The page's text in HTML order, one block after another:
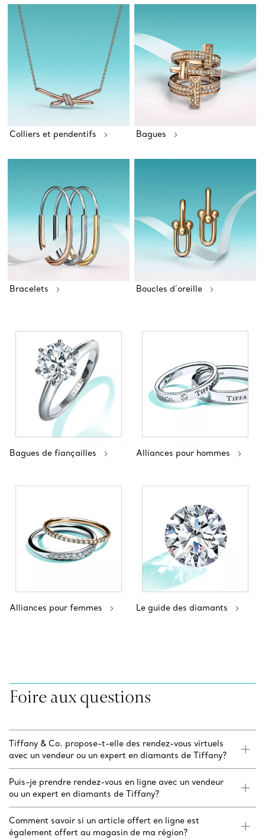
Colliers et pendentifs Bagues
Bracelets Boucles d’oreille
Bagues de fiançailles Alliances pour hommes
Alliances pour femmes Le guide des diamants
Foire aux questions
Tiffany & Co. propose-t-elle des rendez-vous virtuels
avec un vendeur ou un expert en diamants de Tiffany?
Puis-je prendre rendez-vous en ligne avec un vendeur
ou un expert en diamants de Tiffany?
Comment savoir si un article offert en ligne est
également offert au magasin de ma région?